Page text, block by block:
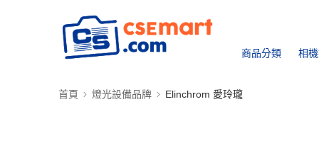
商品分類 相
首頁 燈光設備品牌 Elinchrom 愛玲瓏